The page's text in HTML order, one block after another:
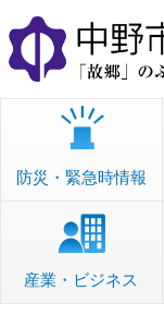
本
文
へ
移
防災・緊急時情報
産業・ビジネス